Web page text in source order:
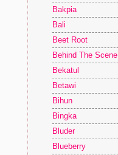
Bakpia
Bali
Beet Root
Behind The Scene
Bekatul
Betawi
Bihun
Bingka
Bluder
Blueberry